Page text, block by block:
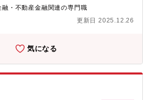
定を含む）・マーケットに注意を払い、自社
、商品内容の策定、業務フローの策定、シ
管理等、商品のライフサイクルに係る一連
プラインへの貢献営業部門と協力し、新規チ
存チャネルの掘り起こしに必要な各種施策
計上の管理・ 異例計上の申請に対して、申
の決定を行う。・営業部支店と協力し、異
るために対策を講じる。■外部関連機関への
融・不動産金融関連の専門職
更新日 2025.12.26
気になる